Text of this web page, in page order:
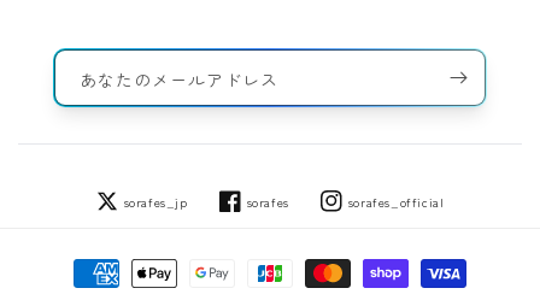
あなたのメールアドレス
Twitter
sorafes_jp Facebook
sorafes Instagram
sorafes_official
決
済